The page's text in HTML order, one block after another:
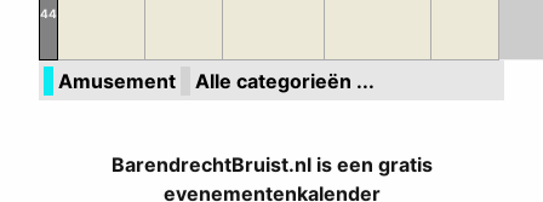
44
Amusement Alle categorieën ...
BarendrechtBruist.nl is een gratis
evenementenkalender